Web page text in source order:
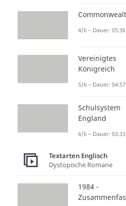
gemacht
Macbeth
Akt 2 —
Moment
Im zweiten
Moment,
Konflikt
er seinen
zu
4/6 – Dauer: 05:36
Vereinigtes
Königreich
5/6 – Dauer: 04:57
Schulsystem
England
6/6 – Dauer: 03:33
Textarten Englisch
Dystopische Romane
1984 -